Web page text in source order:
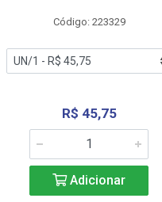
Código: 223329
R$ 45,75
Adicionar